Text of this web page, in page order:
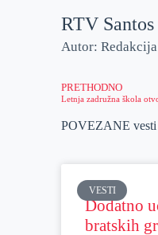
RTV Santos
Autor:
PRETHODNO
Letnja zadružna škola
POVEZANE vesti
VESTI
Dodatno
bratskih